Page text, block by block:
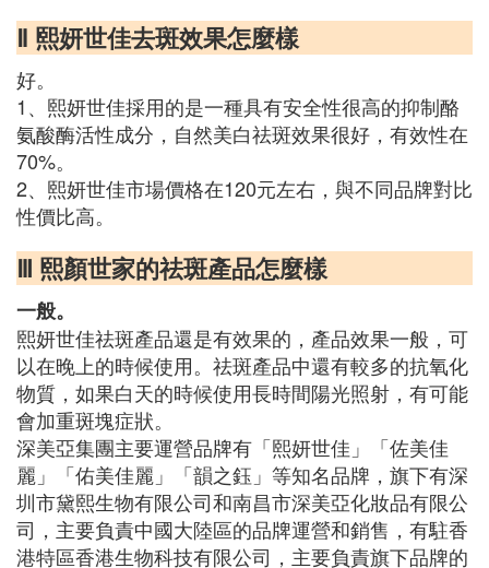
Ⅱ 熙妍世佳去斑效果怎麼樣
好。
1、熙妍世佳採用的是一種具有安全性很高的抑制酪
氨酸酶活性成分，自然美白祛斑效果很好，有效性在
70%。
2、熙妍世佳市場價格在120元左右，與不同品牌對比
性價比高。
Ⅲ 熙顏世家的祛斑產品怎麼樣
一般。
熙妍世佳祛斑產品還是有效果的，產品效果一般，可
以在晚上的時候使用。祛斑產品中還有較多的抗氧化
物質，如果白天的時候使用長時間陽光照射，有可能
會加重斑塊症狀。
深美亞集團主要運營品牌有「熙妍世佳」「佐美佳
麗」「佑美佳麗」「韻之鈺」等知名品牌，旗下有深
圳市黛熙生物有限公司和南昌市深美亞化妝品有限公
司，主要負責中國大陸區的品牌運營和銷售，有駐香
港特區香港生物科技有限公司，主要負責旗下品牌的